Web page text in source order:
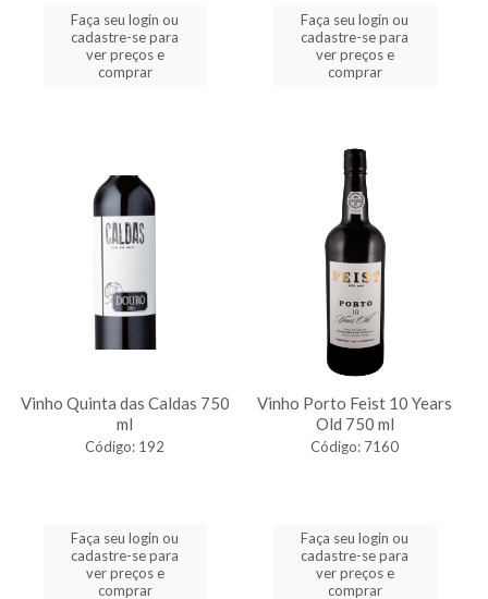
Faça seu login ou
cadastre-se para
ver preços e
comprar
Faça seu login ou
cadastre-se para
ver preços e
comprar
Vinho Quinta das Caldas 750
ml
Código: 192
Faça seu login ou
cadastre-se para
ver preços e
comprar
Vinho Porto Feist 10 Years
Old 750 ml
Código: 7160
Faça seu login ou
cadastre-se para
ver preços e
comprar